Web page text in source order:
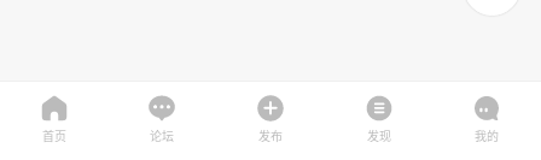
首页 论坛 发布 发现 我的